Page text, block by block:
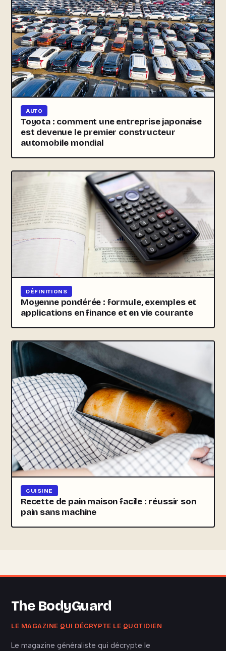
AUTO
Toyota : comment une entreprise japonaise
est devenue le premier constructeur
automobile mondial
DÉFINITIONS
Moyenne pondérée : formule, exemples et
applications en finance et en vie courante
CUISINE
Recette de pain maison facile : réussir son
pain sans machine
The BodyGuard
LE MAGAZINE QUI DÉCRYPTE LE QUOTIDIEN
Le magazine généraliste qui décrypte le